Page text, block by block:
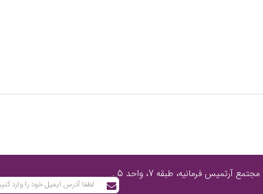
تهران، پاسداران شمالی، پایین‌تر از چهارراه فرمانیه، مابین نارنجستان چهارم و رز، مجتمع آرتمیس فرمانیه، طبقه 7، واحد 5 ,